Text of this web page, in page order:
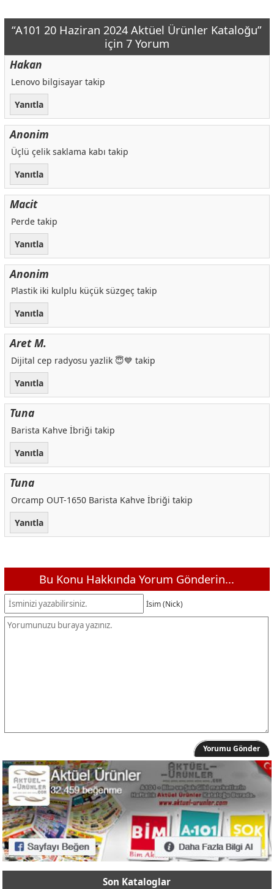
“A101 20 Haziran 2024 Aktüel Ürünler Kataloğu”
için 7 Yorum
Hakan
Lenovo bilgisayar takip
Yanıtla
Anonim
Üçlü çelik saklama kabı takip
Yanıtla
Macit
Perde takip
Yanıtla
Anonim
Plastik iki kulplu küçük süzgeç takip
Yanıtla
Aret M.
Dijital cep radyosu yazlik 😇💙 takip
Yanıtla
Tuna
Barista Kahve İbriği takip
Yanıtla
Tuna
Orcamp OUT-1650 Barista Kahve İbriği takip
Yanıtla
Bu Konu Hakkında Yorum Gönderin...
İsim (Nick)
Yorumu Gönder
Son Kataloglar